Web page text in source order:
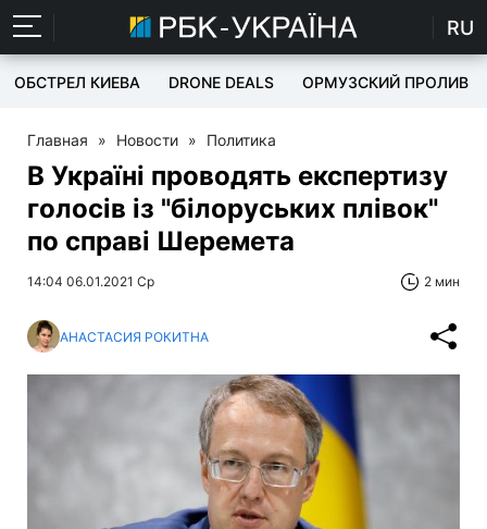
RU
ОБСТРЕЛ КИЕВА DRONE DEALS ОРМУЗСКИЙ ПРОЛИВ
Главная » Новости » Политика
В Україні проводять експертизу
голосів із "білоруських плівок"
по справі Шеремета
14:04 06.01.2021 Ср 2 мин
АНАСТАСИЯ РОКИТНА